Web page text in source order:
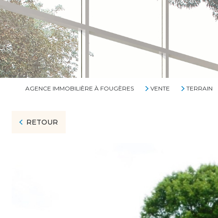
AGENCE IMMOBILIÈRE À FOUGÈRES VENTE TERRAIN
RETOUR